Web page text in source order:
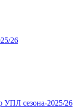
26
сезона-2025/26